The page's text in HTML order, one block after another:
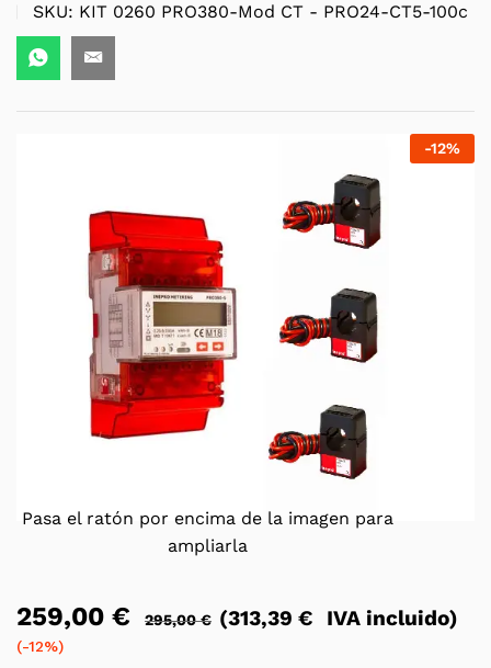
SKU: KIT 0260 PRO380-Mod CT - PRO24-CT5-100c
-12%
Pasa el ratón por encima de la imagen para
ampliarla
259,00 € 295,00€ (313,39 € IVA incluido)
(-12%)